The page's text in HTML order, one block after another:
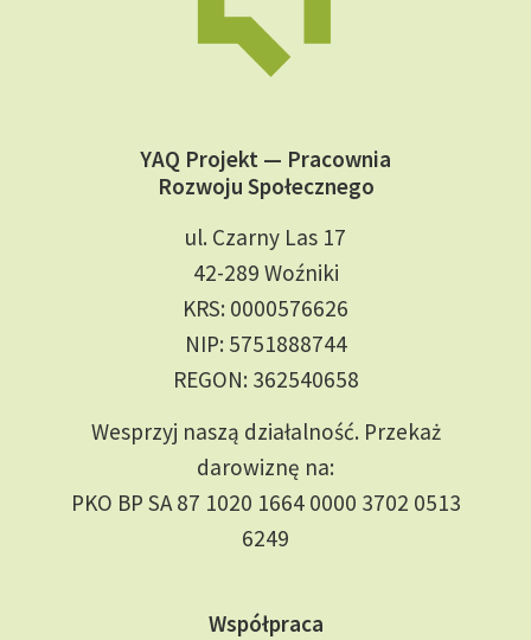
YAQ Projekt — Pracownia
Rozwoju Społecznego
ul. Czarny Las 17
42-289 Woźniki
KRS: 0000576626
NIP: 5751888744
REGON: 362540658
Wesprzyj naszą działalność. Przekaż
darowiznę na:
PKO BP SA 87 1020 1664 0000 3702 0513
6249
Współpraca